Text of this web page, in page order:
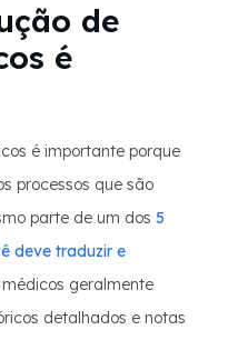
de
é
é importante porque
processos que são
parte de um dos 5
deve traduzir e
geralmente
detalhados e notas